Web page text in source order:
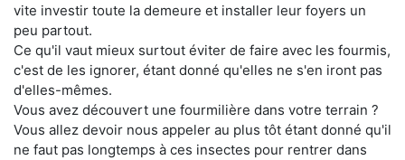
vite investir toute la demeure et installer leur foyers un
peu partout.
Ce qu'il vaut mieux surtout éviter de faire avec les fourmis,
c'est de les ignorer, étant donné qu'elles ne s'en iront pas
d'elles-mêmes.
Vous avez découvert une fourmilière dans votre terrain ?
Vous allez devoir nous appeler au plus tôt étant donné qu'il
ne faut pas longtemps à ces insectes pour rentrer dans